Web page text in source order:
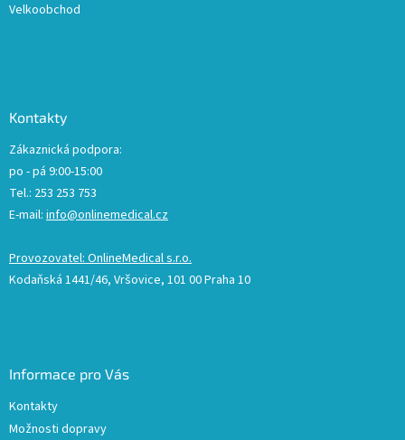
Velkoobchod
Kontakty
Zákaznická podpora:
po - pá 9:00-15:00
Tel.: 253 253 753
E-mail: info@onlinemedical.cz
Provozovatel: OnlineMedical s.r.o.
Kodaňská 1441/46, Vršovice, 101 00 Praha 10
Informace pro Vás
Kontakty
Možnosti dopravy